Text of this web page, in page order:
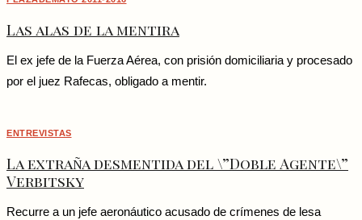
Las alas de la mentira
El ex jefe de la Fuerza Aérea, con prisión domiciliaria y procesado
por el juez Rafecas, obligado a mentir.
ENTREVISTAS
La extraña desmentida del \”Doble Agente\”
Verbitsky
Recurre a un jefe aeronáutico acusado de crímenes de lesa